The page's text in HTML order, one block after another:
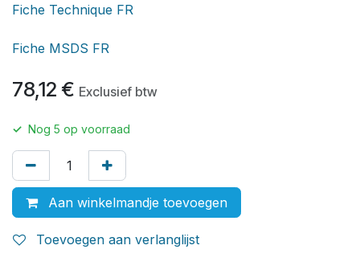
Fiche Technique FR
Fiche MSDS FR
78,12 € Exclusief btw
✓ Nog 5 op voorraad
Aan winkelmandje toevoegen
Toevoegen aan verlanglijst